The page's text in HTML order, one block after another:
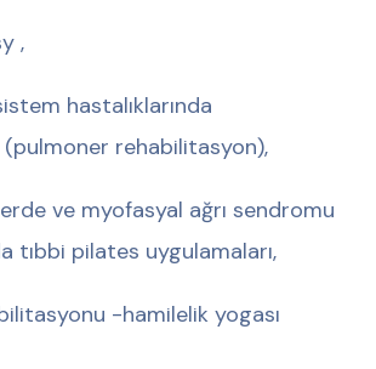
,
hastalıklarında
rehabilitasyon),
ve myofasyal ağrı sendromu
tıbbi pilates uygulamaları,
-hamilelik yogası